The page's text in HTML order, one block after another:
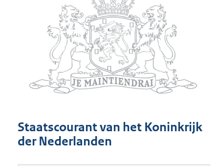
Staatscourant van het Koninkrijk
der Nederlanden